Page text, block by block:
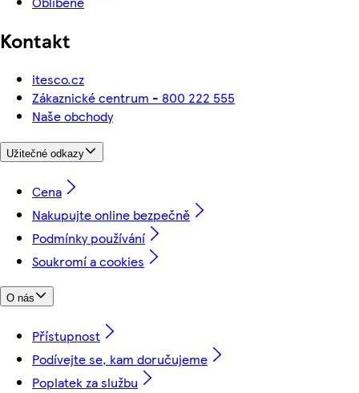
Kontakt
itesco.cz
Zákaznické centrum - 800 222 555
Naše obchody
Užitečné odkazy
Cena
Nakupujte online bezpečně
Podmínky používání
Soukromí a cookies
O nás
Přístupnost
Podívejte se, kam doručujeme
Poplatek za službu